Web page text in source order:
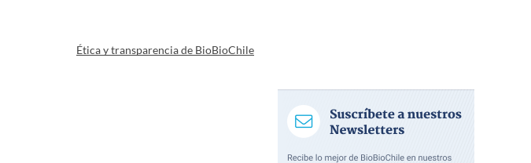
Ética y transparencia de BioBioChile